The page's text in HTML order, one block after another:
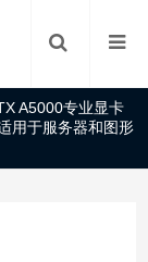
A5000专业显卡
用于服务器和图形